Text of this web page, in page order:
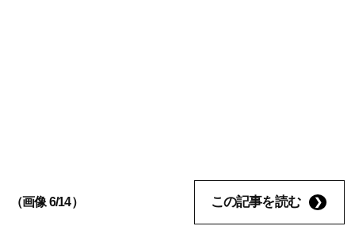
（画像 6/14） この記事を読む